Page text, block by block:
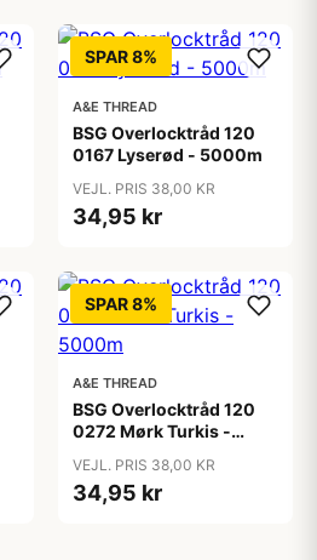
SPAR 8%
A&E THREAD
BSG Overlocktråd 120
0167 Lyserød - 5000m
VEJL. PRIS 38,00 KR
34,95 kr
SPAR 8%
A&E THREAD
BSG Overlocktråd 120
0272 Mørk Turkis -
VEJL. PRIS 38,00 KR
34,95 kr